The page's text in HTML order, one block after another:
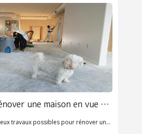
Comment rénover une maison en vue de sa revente ?
Parmi les nombreux travaux possibles pour rénover une maison, certains sont plus pertinents que d’autres dans le cadre d’un projet de vente. On vous présente ici comment procéder pour maximiser la valeur de votre bien immobilier.